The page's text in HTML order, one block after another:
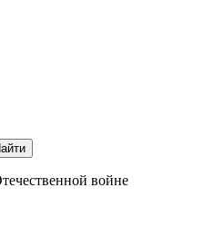
войне